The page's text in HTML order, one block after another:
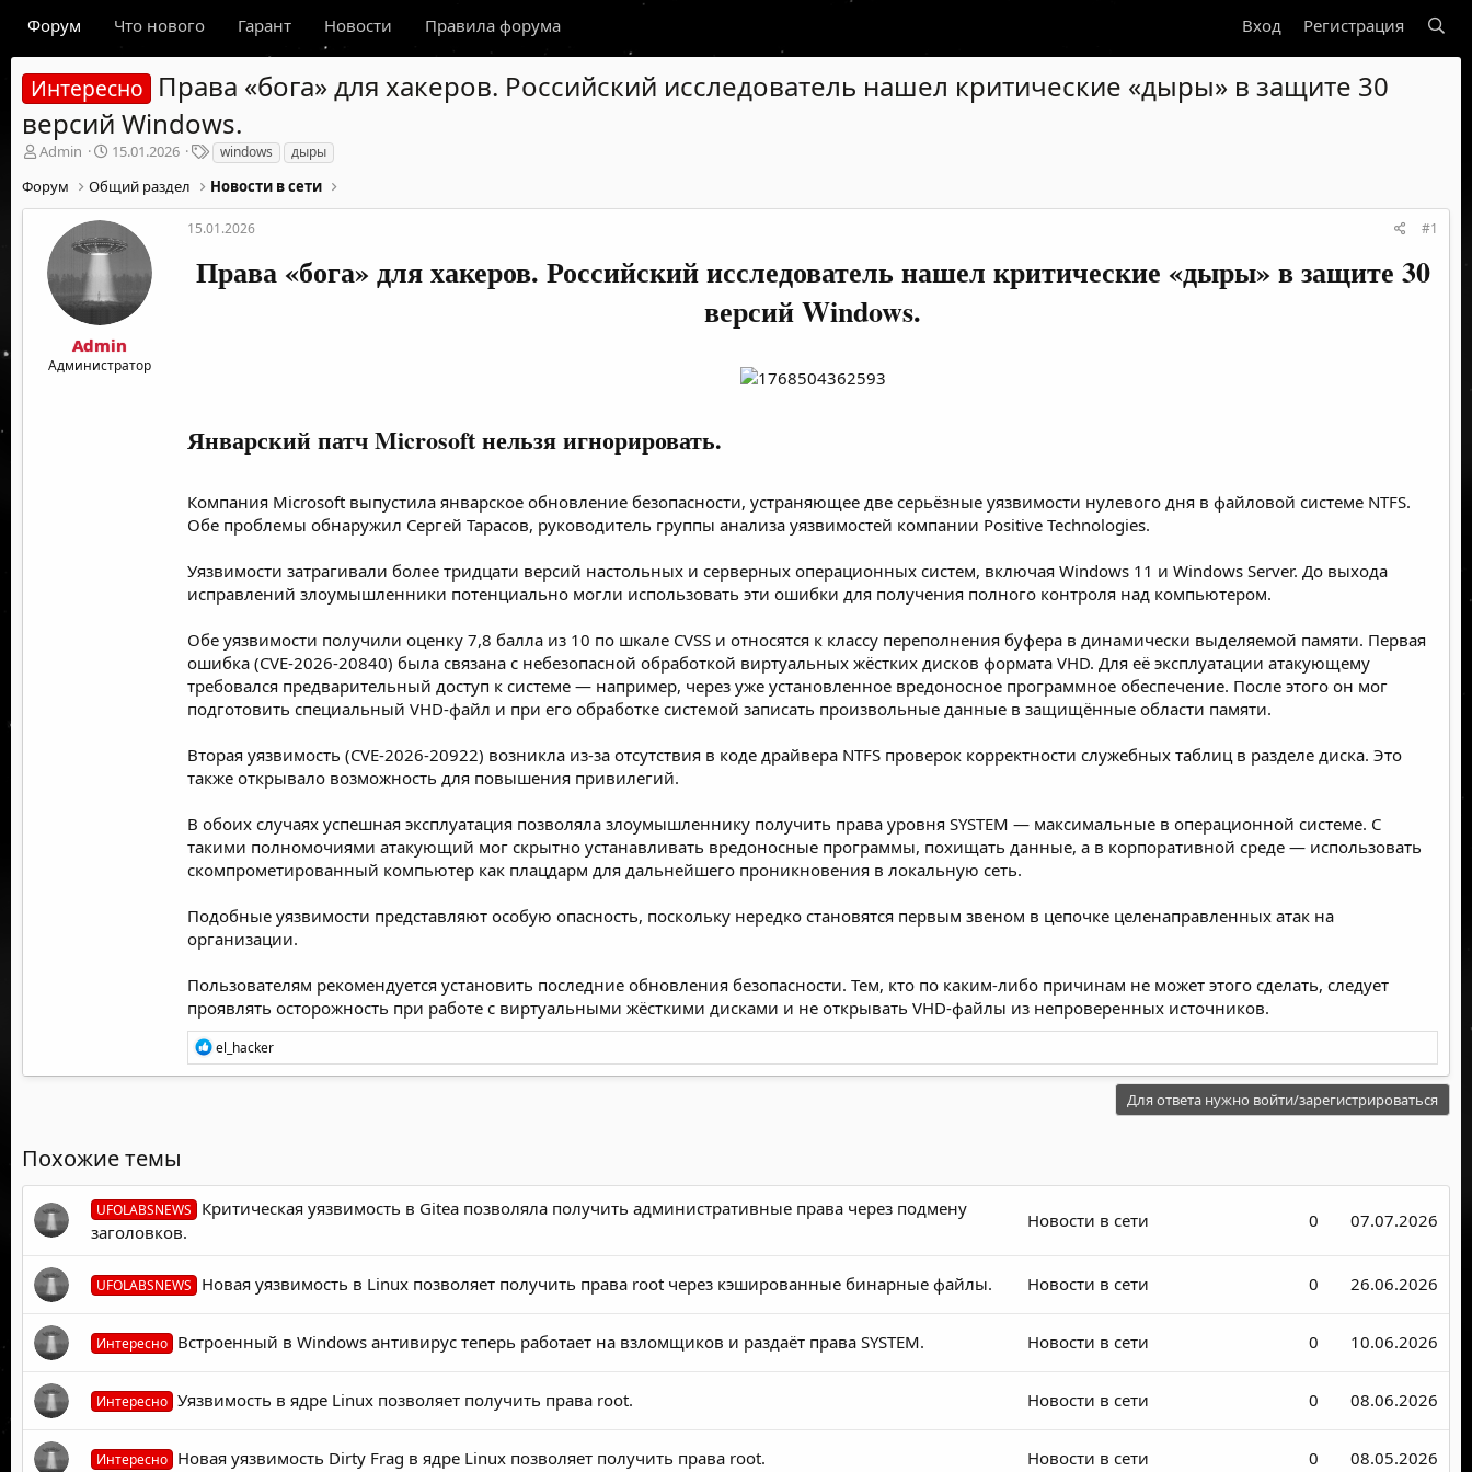
Форум Что нового Гарант Новости Правила форума Вход Регистрация
Интересно Права «бога» для хакеров. Российский исследователь нашел критические «дыры» в защите 30
версий Windows.
А
т
о
м
Admin
Д
т
а
н
а
а
л
а
15.01.2026
Т
е
г
и
windows дыры
Форум Общий раздел Новости в сети
Admin
Администратор
15.01.2026 #1
Права «бога» для хакеров. Российский исследователь нашел критические «дыры» в защите 30
версий Windows.
Январский патч Microsoft нельзя игнорировать.
Компания Microsoft выпустила январское обновление безопасности, устраняющее две серьёзные уязвимости нулевого дня в файловой системе NTFS.
Обе проблемы обнаружил Сергей Тарасов, руководитель группы анализа уязвимостей компании Positive Technologies.
Уязвимости затрагивали более тридцати версий настольных и серверных операционных систем, включая Windows 11 и Windows Server. До выхода
исправлений злоумышленники потенциально могли использовать эти ошибки для получения полного контроля над компьютером.
Обе уязвимости получили оценку 7,8 балла из 10 по шкале CVSS и относятся к классу переполнения буфера в динамически выделяемой памяти. Первая
ошибка (CVE-2026-20840) была связана с небезопасной обработкой виртуальных жёстких дисков формата VHD. Для её эксплуатации атакующему
требовался предварительный доступ к системе — например, через уже установленное вредоносное программное обеспечение. После этого он мог
подготовить специальный VHD-файл и при его обработке системой записать произвольные данные в защищённые области памяти.
Вторая уязвимость (CVE-2026-20922) возникла из-за отсутствия в коде драйвера NTFS проверок корректности служебных таблиц в разделе диска. Это
также открывало возможность для повышения привилегий.
В обоих случаях успешная эксплуатация позволяла злоумышленнику получить права уровня SYSTEM — максимальные в операционной системе. С
такими полномочиями атакующий мог скрытно устанавливать вредоносные программы, похищать данные, а в корпоративной среде — использовать
скомпрометированный компьютер как плацдарм для дальнейшего проникновения в локальную сеть.
Подобные уязвимости представляют особую опасность, поскольку нередко становятся первым звеном в цепочке целенаправленных атак на
организации.
Пользователям рекомендуется установить последние обновления безопасности. Тем, кто по каким-либо причинам не может этого сделать, следует
проявлять осторожность при работе с виртуальными жёсткими дисками и не открывать VHD-файлы из непроверенных источников.
Р
е
а
el_hacker
Для ответа нужно войти/зарегистрироваться
Похожие темы
UFOLABSNEWS
Критическая уязвимость в Gitea позволяла получить административные права через подмену
заголовков.
Новости в сети 0 07.07.2026
UFOLABSNEWS Новая уязвимость в Linux позволяет получить права root через кэшированные бинарные файлы. Новости в сети 0 26.06.2026
Интересно Встроенный в Windows антивирус теперь работает на взломщиков и раздаёт права SYSTEM. Новости в сети 0 10.06.2026
Интересно Уязвимость в ядре Linux позволяет получить права root. Новости в сети 0 08.06.2026
Интересно Новая уязвимость Dirty Frag в ядре Linux позволяет получить права root. Новости в сети 0 08.05.2026